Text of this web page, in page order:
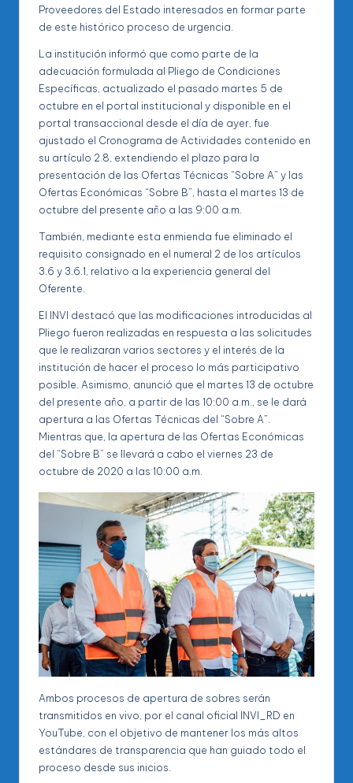
Proveedores del Estado interesados en formar parte
de este histórico proceso de urgencia.
La institución informó que como parte de la
adecuación formulada al Pliego de Condiciones
Específicas, actualizado el pasado martes 5 de
octubre en el portal institucional y disponible en el
portal transaccional desde el día de ayer, fue
ajustado el Cronograma de Actividades contenido en
su artículo 2.8, extendiendo el plazo para la
presentación de las Ofertas Técnicas “Sobre A” y las
Ofertas Económicas “Sobre B”, hasta el martes 13 de
octubre del presente año a las 9:00 a.m.
También, mediante esta enmienda fue eliminado el
requisito consignado en el numeral 2 de los artículos
3.6 y 3.6.1, relativo a la experiencia general del
Oferente.
El INVI destacó que las modificaciones introducidas al
Pliego fueron realizadas en respuesta a las solicitudes
que le realizaran varios sectores y el interés de la
institución de hacer el proceso lo más participativo
posible. Asimismo, anunció que el martes 13 de octubre
del presente año, a partir de las 10:00 a.m., se le dará
apertura a las Ofertas Técnicas del “Sobre A”.
Mientras que, la apertura de las Ofertas Económicas
del “Sobre B” se llevará a cabo el viernes 23 de
octubre de 2020 a las 10:00 a.m.
Ambos procesos de apertura de sobres serán
transmitidos en vivo, por el canal oficial INVI_RD en
YouTube, con el objetivo de mantener los más altos
estándares de transparencia que han guiado todo el
proceso desde sus inicios.